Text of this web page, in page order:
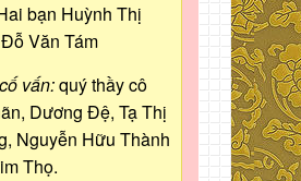
bạn Huỳnh Thị
Văn Tám
vấn:quý thầy cô
Dương Đệ, Tạ Thị
Nguyễn Hữu Thành
Thọ.